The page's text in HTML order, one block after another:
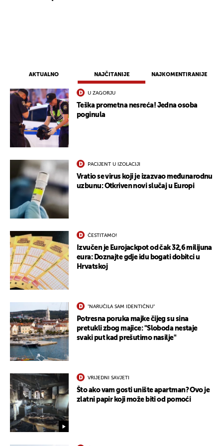
AKTUALNO NAJČITANIJE NAJKOMENTIRANIJE
U ZAGORJU
Teška prometna nesreća! Jedna osoba
poginula
PACIJENT U IZOLACIJI
Vratio se virus koji je izazvao međunarodnu
uzbunu: Otkriven novi slučaj u Europi
ČESTITAMO!
Izvučen je Eurojackpot od čak 32,6 milijuna
eura: Doznajte gdje idu bogati dobitci u
Hrvatskoj
"NARUČILA SAM IDENTIČNU"
Potresna poruka majke čijeg su sina
pretukli zbog majice: "Sloboda nestaje
svaki put kad prešutimo nasilje"
VRIJEDNI SAVJETI
Što ako vam gosti unište apartman? Ovo je
zlatni papir koji može biti od pomoći
UKLJUČITE NOTIFIKACIJE